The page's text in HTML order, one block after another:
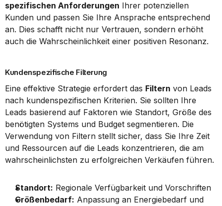
spezifischen Anforderungen Ihrer potenziellen
Kunden und passen Sie Ihre Ansprache entsprechend
an. Dies schafft nicht nur Vertrauen, sondern erhöht
auch die Wahrscheinlichkeit einer positiven Resonanz.
Kundenspezifische Filterung
Eine effektive Strategie erfordert das Filtern von Leads
nach kundenspezifischen Kriterien. Sie sollten Ihre
Leads basierend auf Faktoren wie Standort, Größe des
benötigten Systems und Budget segmentieren. Die
Verwendung von Filtern stellt sicher, dass Sie Ihre Zeit
und Ressourcen auf die Leads konzentrieren, die am
wahrscheinlichsten zu erfolgreichen Verkäufen führen.
Standort: Regionale Verfügbarkeit und Vorschriften
Größenbedarf: Anpassung an Energiebedarf und